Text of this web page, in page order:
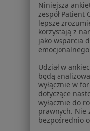
Niniejsza
zespół Patient
lepsze
korzystają z
jako wsparcia
Udział w
będą
wyłącznie w
dotyczące
wyłącznie do
prawnych. Nie
bezpośrednio